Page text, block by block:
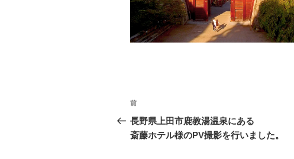
投
稿
ナ
前
の
投
前
長野県上田市鹿教湯温泉にある
斎藤ホテル様のPV撮影を行いました。